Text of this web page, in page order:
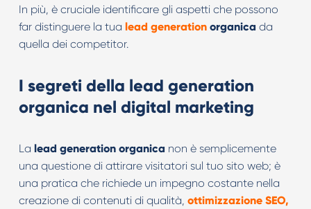
In più, è cruciale identificare gli aspetti che possono
far distinguere la tua lead generationorganica da
quella dei competitor.
I segreti della lead generation
organica nel digital marketing
La lead generation organica non è semplicemente
una questione di attirare visitatori sul tuo sito web; è
una pratica che richiede un impegno costante nella
creazione di contenuti di qualità, ottimizzazione SEO,